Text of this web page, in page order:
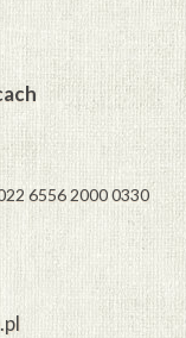
6556 2000 0330